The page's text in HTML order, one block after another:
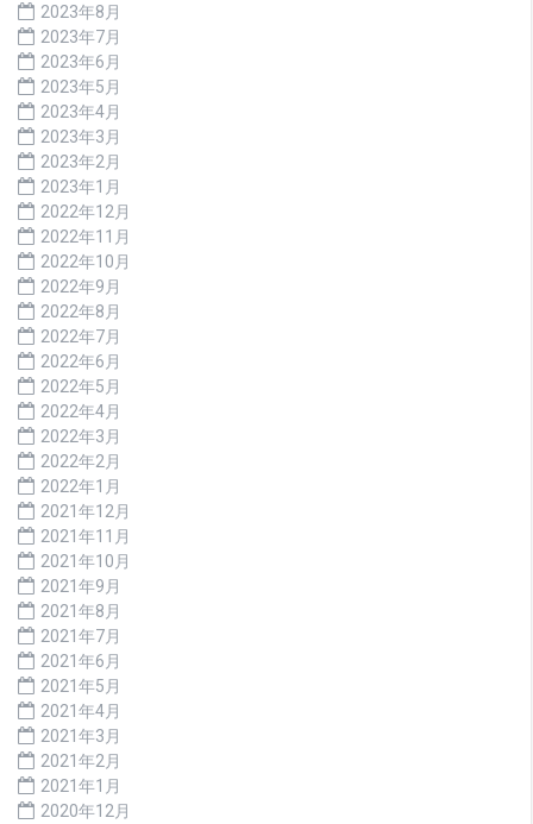
2023年8月
2023年7月
2023年6月
2023年5月
2023年4月
2023年3月
2023年2月
2023年1月
2022年12月
2022年11月
2022年10月
2022年9月
2022年8月
2022年7月
2022年6月
2022年5月
2022年4月
2022年3月
2022年2月
2022年1月
2021年12月
2021年11月
2021年10月
2021年9月
2021年8月
2021年7月
2021年6月
2021年5月
2021年4月
2021年3月
2021年2月
2021年1月
2020年12月